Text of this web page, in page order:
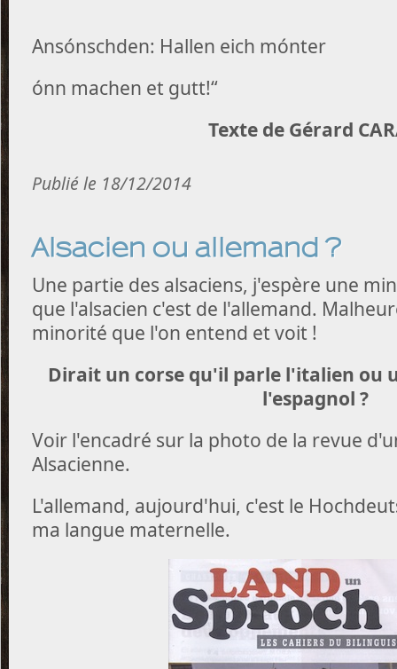
Ansónschden: Hallen eich mónter
ónn machen et gutt!“
Texte de Gérard
Publié le 18/12/2014
Alsacien ou allemand ?
Une partie des alsaciens, j'espère une
que l'alsacien c'est de l'allemand.
minorité que l'on entend et voit !
Dirait un corse qu'il parle l'italien ou
l'espagnol ?
Voir l'encadré sur la photo de la revue
Alsacienne.
L'allemand, aujourd'hui, c'est le
ma langue maternelle.